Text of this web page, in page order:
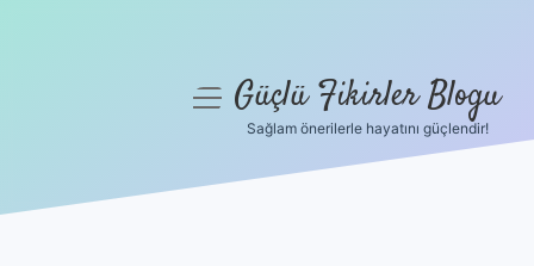
menüyüGüçlü Fikirler Blogu
Sağlam önerilerle hayatını güçlendir!